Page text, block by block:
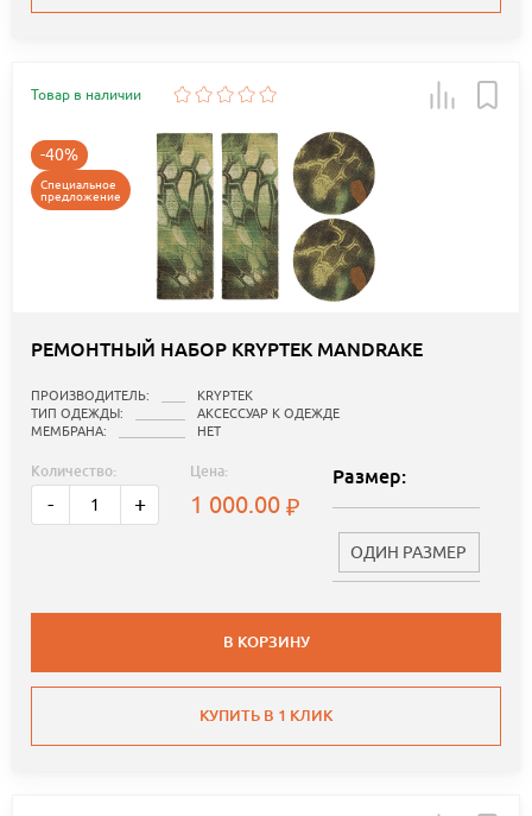
Товар в наличии
-40%
Специальное
предложение
РЕМОНТНЫЙ НАБОР KRYPTEK MANDRAKE
ПРОИЗВОДИТЕЛЬ:
KRYPTEK
ТИП ОДЕЖДЫ:
АКСЕССУАР К ОДЕЖДЕ
МЕМБРАНА:
НЕТ
Количество:
- +
Цена:
1 000.00
Размер:
ОДИН РАЗМЕР
В КОРЗИНУ
КУПИТЬ В 1 КЛИК